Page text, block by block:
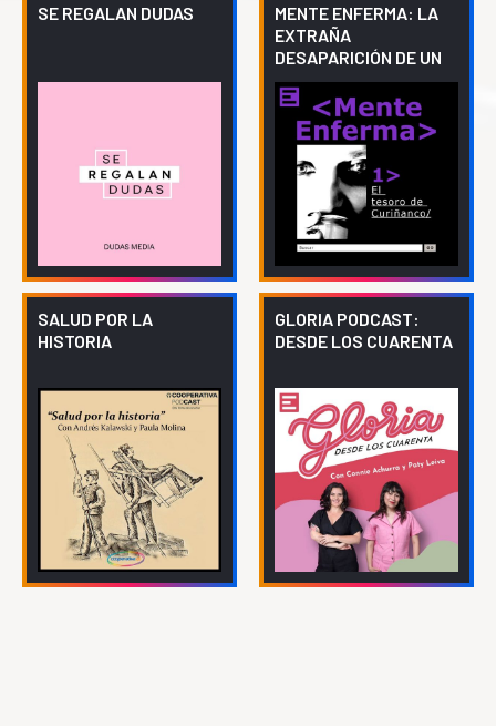
SE REGALAN DUDAS
MENTE ENFERMA: LA
EXTRAÑA
DESAPARICIÓN DE UN
INFLUENCER
SALUD POR LA
HISTORIA
GLORIA PODCAST:
DESDE LOS CUARENTA